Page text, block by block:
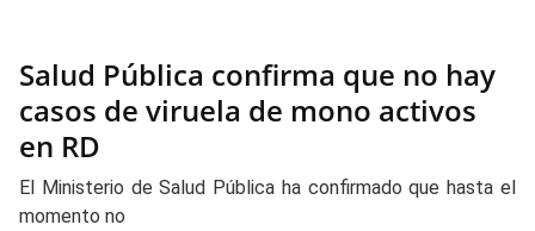
Salud Pública confirma que no hay
casos de viruela de mono activos
en RD
El Ministerio de Salud Pública ha confirmado que hasta el
momento no